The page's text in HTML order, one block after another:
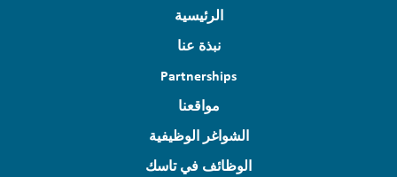
الرئيسية
نبذة عنا
Partnerships
مواقعنا
الشواغر الوظيفية
الوظائف في تاسك